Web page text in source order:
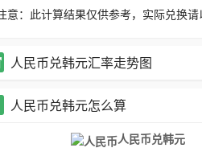
意：此计算结果仅供参考，实际兑换请
人民币兑韩元汇率走势图
人民币兑韩元怎么算
人民币兑韩元